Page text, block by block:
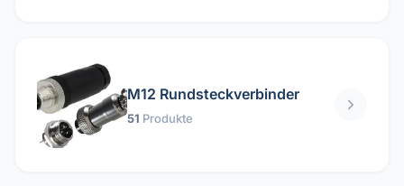
M12 Rundsteckverbinder
51 Produkte